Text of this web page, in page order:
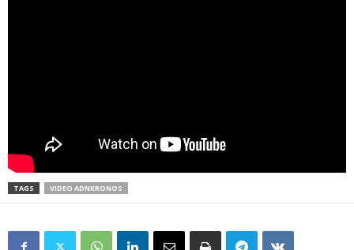
TAGS VIDEO ADNKRONOS